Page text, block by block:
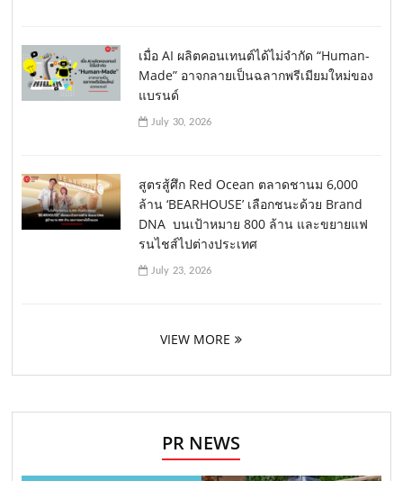
เมื่อ AI ผลิตคอนเทนต์ได้ไม่จำกัด “Human-
Made” อาจกลายเป็นฉลากพรีเมียมใหม่ของ
แบรนด์
July 30, 2026
สูตรสู้ศึก Red Ocean ตลาดชานม 6,000
ล้าน ‘BEARHOUSE’ เลือกชนะด้วย Brand
DNA บนเป้าหมาย 800 ล้าน และขยายแฟ
รนไชส์ไปต่างประเทศ
July 23, 2026
VIEW MORE
PR NEWS